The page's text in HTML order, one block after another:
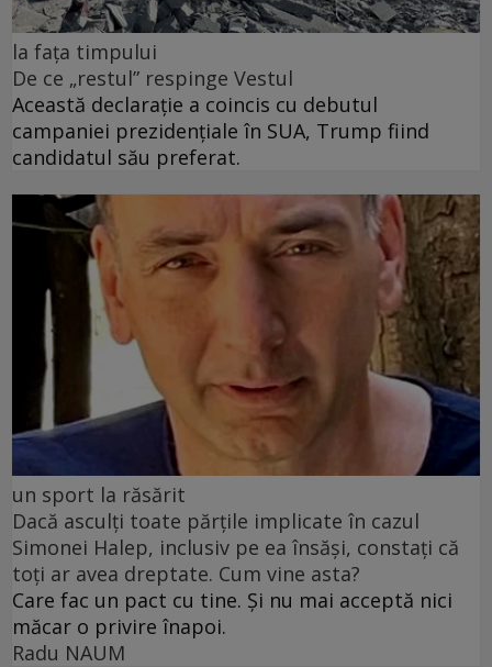
la fața timpului
De ce „restul” respinge Vestul
Această declarație a coincis cu debutul
campaniei prezidențiale în SUA, Trump fiind
candidatul său preferat.
un sport la răsărit
Dacă asculți toate părțile implicate în cazul
Simonei Halep, inclusiv pe ea însăși, constați că
toți ar avea dreptate. Cum vine asta?
Care fac un pact cu tine. Și nu mai acceptă nici
măcar o privire înapoi.
Radu NAUM